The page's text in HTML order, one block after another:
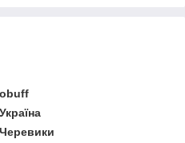
obuff
Україна
Черевики